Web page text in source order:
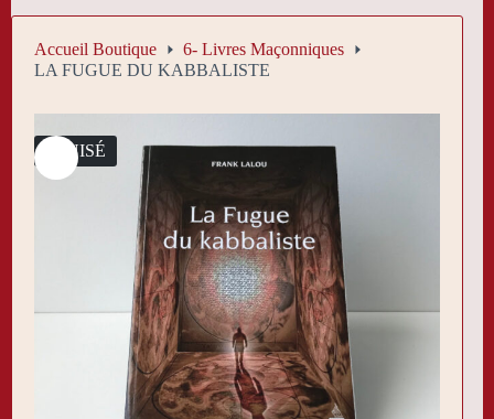
Accueil Boutique
6- Livres Maçonniques
LA FUGUE DU KABBALISTE
ÉPUISÉ